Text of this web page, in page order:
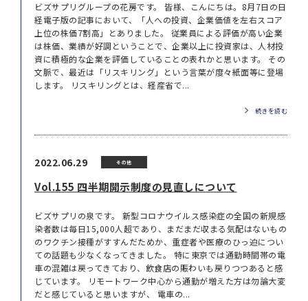
ビズサプリグループの花房です。 皆様、こんにちは。8月7日の日
経電子版の記事において、「人への投資、企業価値を左右スコア
上位の株価7割高」とありました。 従業員による評価が高い企業
は株価、業績が好調ということで、企業以上に投資家は、人材投
資に積極的な企業を評価していることの表れかと思います。 その
文脈で、最近は「リスキリング」という言葉が度々紙面等に登場
します。 リスキリングとは、経産省で...
続きを読む
2022.06.29 その他
Vol.155 四半期開示制度の見直しについて
ビズサプリの泉です。 新型コロナウイルス感染症の全国の新規感
染者数は毎日15,000人超であり、まだまだ収まる気配はないもの
のワクチン接種がすすんだためか、重症者や医療のひっ迫につい
ての話題も少なくなってきました。 特に東京では通勤時間帯の電
車の混雑は戻ってきており、飲食店の賑わいも戻りつつあると感
じています。 リモートワーク中心から通勤が増えた方は勿論大変
だと感じていると思いますが、 電車の...